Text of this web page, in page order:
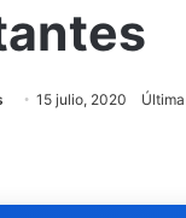
15 julio, 2020